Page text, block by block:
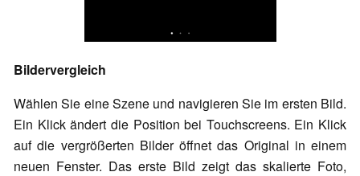
Bildervergleich
Wählen Sie eine Szene und navigieren Sie im ersten Bild.
Ein Klick ändert die Position bei Touchscreens. Ein Klick
auf die vergrößerten Bilder öffnet das Original in einem
neuen Fenster. Das erste Bild zeigt das skalierte Foto,